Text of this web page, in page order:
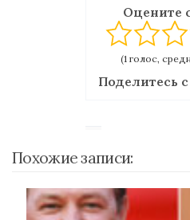
Оцените
(1 голос,
Поделитесь
Похожие записи: